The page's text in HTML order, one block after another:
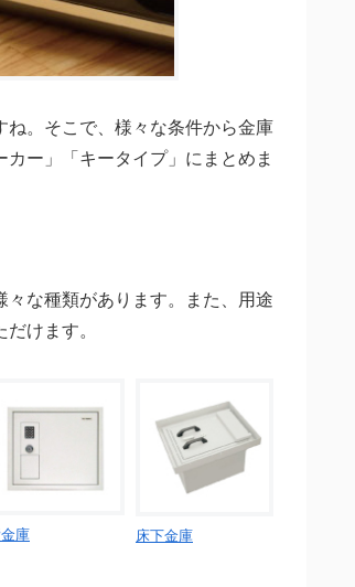
。そこで、様々な条件から金庫
ー」「キータイプ」にまとめま
な種類があります。また、用途
けます。
庫 床下金庫